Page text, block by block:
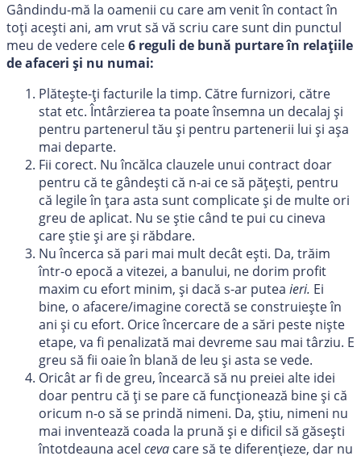
Gândindu-mă la oamenii cu care am venit în contact în
toți acești ani, am vrut să vă scriu care sunt din punctul
meu de vedere cele6 reguli de bună purtare în relațiile
de afaceri și nu numai:
Plătește-ți facturile la timp. Către furnizori, către
stat etc. Întârzierea ta poate însemna un decalaj și
pentru partenerul tău și pentru partenerii lui și așa
mai departe.
Fii corect. Nu încălca clauzele unui contract doar
pentru că te gândești că n-ai ce să pățești, pentru
că legile în țara asta sunt complicate și de multe ori
greu de aplicat. Nu se știe când te pui cu cineva
care știe și are și răbdare.
Nu încerca să pari mai mult decât ești. Da, trăim
într-o epocă a vitezei, a banului, ne dorim profit
maxim cu efort minim, și dacă s-ar putea ieri. Ei
bine, o afacere/imagine corectă se construiește în
ani și cu efort. Orice încercare de a sări peste niște
etape, va fi penalizată mai devreme sau mai târziu. E
greu să fii oaie în blană de leu și asta se vede.
Oricât ar fi de greu, încearcă să nu preiei alte idei
doar pentru că ți se pare că funcționează bine și că
oricum n-o să se prindă nimeni. Da, știu, nimeni nu
mai inventează coada la prună și e dificil să găsești
întotdeauna acel ceva care să te diferențieze, dar nu